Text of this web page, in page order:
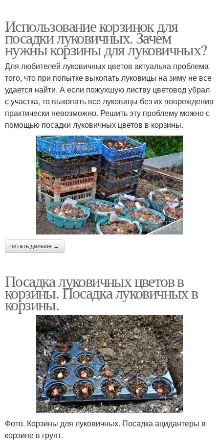
Использование корзинок для
посадки луковичных. Зачем
нужны корзины для луковичных?
Для любителей луковичных цветов актуальна проблема
того, что при попытке выкопать луковицы на зиму не все
удается найти. А если пожухшую листву цветовод убрал
с участка, то выкопать все луковицы без их повреждения
практически невозможно. Решить эту проблему можно с
помощью посадки луковичных цветов в корзины.
читать дальше →
Посадка луковичных цветов в
корзины. Посадка луковичных в
корзины.
Фото. Корзины для луковичных. Посадка ацидантеры в
корзине в грунт.